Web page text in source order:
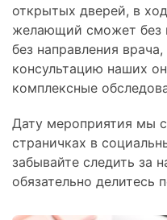
открытых дверей, в
желающий сможет без
без направления
консультацию наших
комплексные
Дату мероприятия мы
страничках в
забывайте следить за
обязательно делитесь